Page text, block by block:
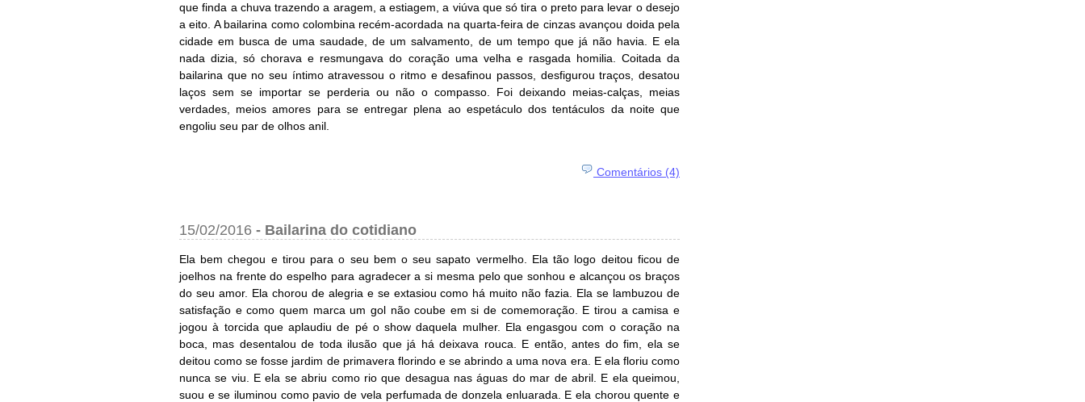
que finda a chuva trazendo a aragem, a estiagem, a viúva que só tira o preto para levar o desejo
a eito. A bailarina como colombina recém-acordada na quarta-feira de cinzas avançou doida pela
cidade em busca de uma saudade, de um salvamento, de um tempo que já não havia. E ela
nada dizia, só chorava e resmungava do coração uma velha e rasgada homilia. Coitada da
bailarina que no seu íntimo atravessou o ritmo e desafinou passos, desfigurou traços, desatou
laços sem se importar se perderia ou não o compasso. Foi deixando meias-calças, meias
verdades, meios amores para se entregar plena ao espetáculo dos tentáculos da noite que
engoliu seu par de olhos anil.
Comentários (4)
15/02/2016 - Bailarina do cotidiano
Ela bem chegou e tirou para o seu bem o seu sapato vermelho. Ela tão logo deitou ficou de
joelhos na frente do espelho para agradecer a si mesma pelo que sonhou e alcançou os braços
do seu amor. Ela chorou de alegria e se extasiou como há muito não fazia. Ela se lambuzou de
satisfação e como quem marca um gol não coube em si de comemoração. E tirou a camisa e
jogou à torcida que aplaudiu de pé o show daquela mulher. Ela engasgou com o coração na
boca, mas desentalou de toda ilusão que já há deixava rouca. E então, antes do fim, ela se
deitou como se fosse jardim de primavera florindo e se abrindo a uma nova era. E ela floriu como
nunca se viu. E ela se abriu como rio que desagua nas águas do mar de abril. E ela queimou,
suou e se iluminou como pavio de vela perfumada de donzela enluarada. E ela chorou quente e